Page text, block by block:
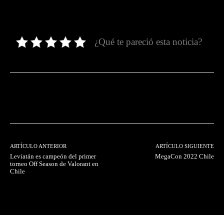
¿Qué te pareció esta noticia?
ARTÍCULO ANTERIOR
Leviatán es campeón del primer
torneo Off Season de Valorant en
Chile
ARTÍCULO SIGUIENTE
MegaCon 2022 Chile